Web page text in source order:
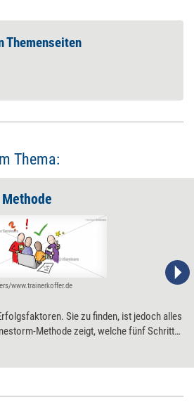
Themenseiten
Thema:
www.trainerkoffer.de
Sie zu finden, ist jedoch alles
Methode zeigt, welche fünf Schritte